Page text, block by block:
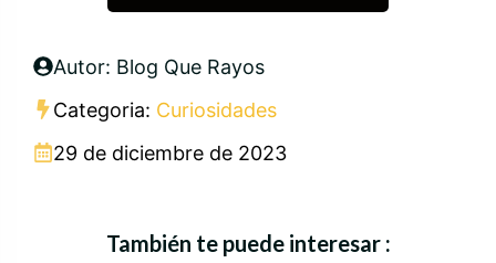
Autor: Blog Que Rayos
Categoria: Curiosidades
29 de diciembre de 2023
También te puede interesar :